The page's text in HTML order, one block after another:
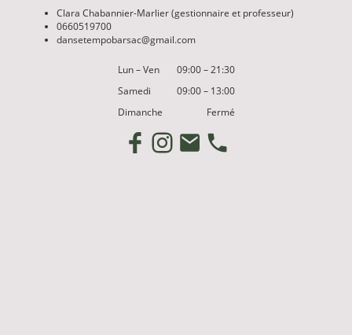
Clara Chabannier-Marlier (gestionnaire et professeur)
0660519700
dansetempobarsac@gmail.com
Lun–Ven 09:00–21:30
Samedi
09:00– 13:00
Dimanche
Fermé